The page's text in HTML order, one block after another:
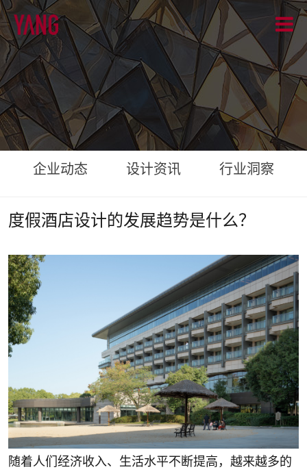
企业动态 设计资讯 行业洞察
度假酒店设计的发展趋势是什么？
随着人们经济收入、生活水平不断提高，越来越多的